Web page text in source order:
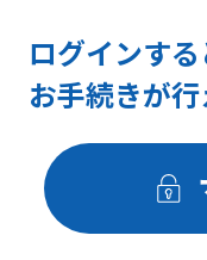
ログインす
お手続きが行